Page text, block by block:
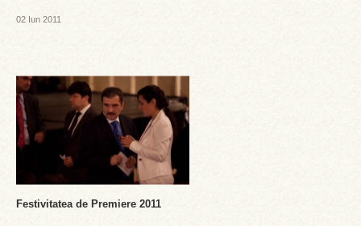
02 Iun 2011
Festivitatea de Premiere 2011